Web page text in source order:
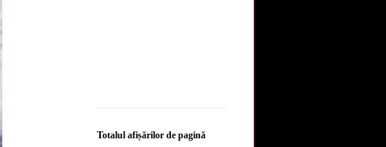
Totalul afișărilor de pagină